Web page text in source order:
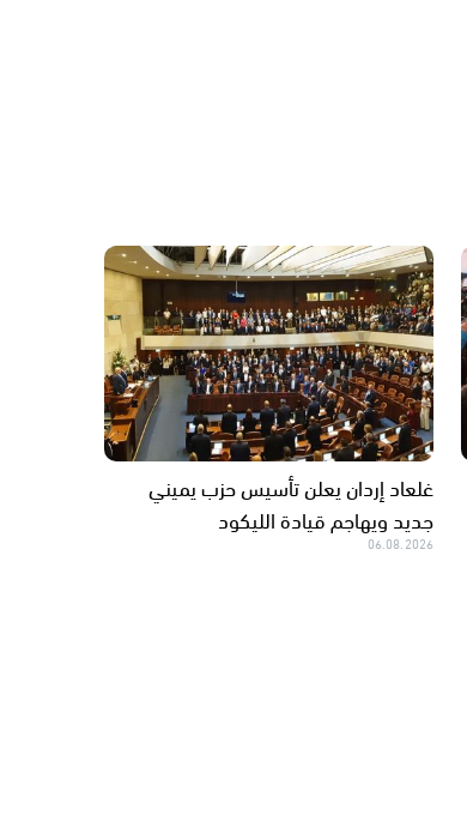
غلعاد إردان يعلن تأسيس حزب يميني
جديد ويهاجم قيادة الليكود
06.08.2026